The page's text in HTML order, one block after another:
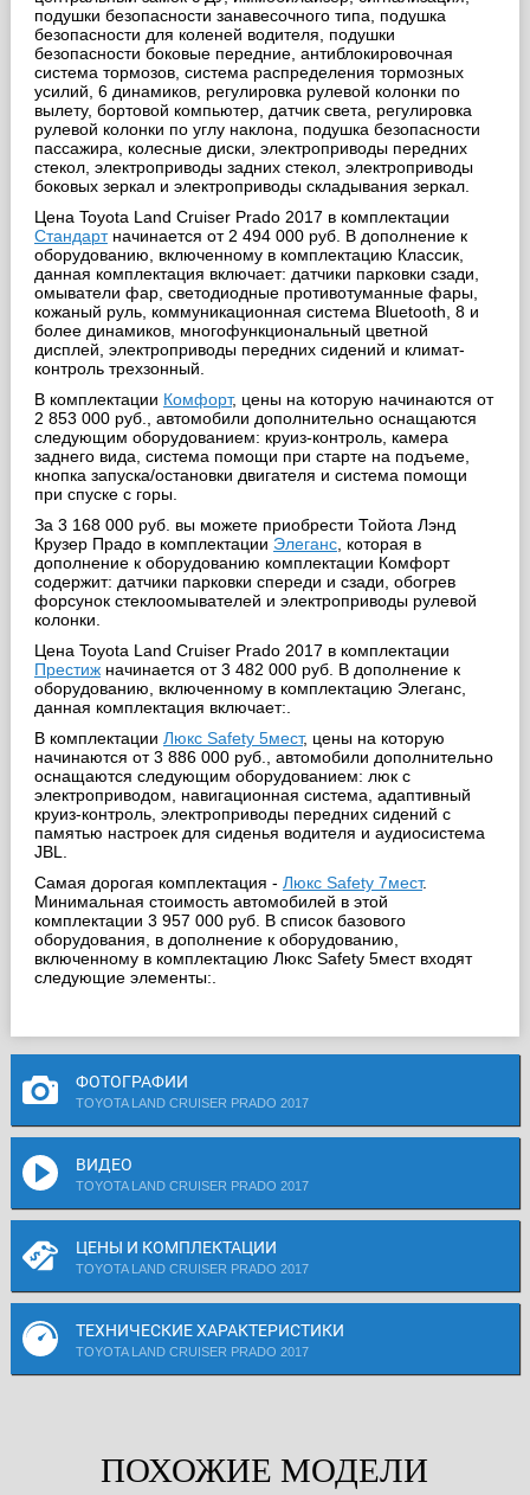
подушки безопасности занавесочного типа, подушка
безопасности для коленей водителя, подушки
безопасности боковые передние, антиблокировочная
система тормозов, система распределения тормозных
усилий, 6 динамиков, регулировка рулевой колонки по
вылету, бортовой компьютер, датчик света, регулировка
рулевой колонки по углу наклона, подушка безопасности
пассажира, колесные диски, электроприводы передних
стекол, электроприводы задних стекол, электроприводы
боковых зеркал и электроприводы складывания зеркал.
Цена Toyota Land Cruiser Prado 2017 в комплектации
Стандартначинается от 2 494 000 руб. В дополнение к
оборудованию, включенному в комплектацию Классик,
данная комплектация включает: датчики парковки сзади,
омыватели фар, светодиодные противотуманные фары,
кожаный руль, коммуникационная система Bluetooth, 8 и
более динамиков, многофункциональный цветной
дисплей, электроприводы передних сидений и климат-
контроль трехзонный.
В комплектации Комфорт, цены на которую начинаются от
2 853 000 руб., автомобили дополнительно оснащаются
следующим оборудованием: круиз-контроль, камера
заднего вида, система помощи при старте на подъеме,
кнопка запуска/остановки двигателя и система помощи
при спуске с горы.
За 3 168 000 руб. вы можете приобрести Тойота Лэнд
Крузер Прадо в комплектации Элеганс, которая в
дополнение к оборудованию комплектации Комфорт
содержит: датчики парковки спереди и сзади, обогрев
форсунок стеклоомывателей и электроприводы рулевой
колонки.
Цена Toyota Land Cruiser Prado 2017 в комплектации
Престижначинается от 3 482 000 руб. В дополнение к
оборудованию, включенному в комплектацию Элеганс,
данная комплектация включает:.
В комплектации Люкс Safety 5мест, цены на которую
начинаются от 3 886 000 руб., автомобили дополнительно
оснащаются следующим оборудованием: люк с
электроприводом, навигационная система, адаптивный
круиз-контроль, электроприводы передних сидений с
памятью настроек для сиденья водителя и аудиосистема
JBL.
Самая дорогая комплектация - Люкс Safety 7мест.
Минимальная стоимость автомобилей в этой
комплектации 3 957 000 руб. В список базового
оборудования, в дополнение к оборудованию,
включенному в комплектацию Люкс Safety 5мест входят
следующие элементы:.
ФОТОГРАФИИ
TOYOTA LAND CRUISER PRADO 2017
ВИДЕО
TOYOTA LAND CRUISER PRADO 2017
ЦЕНЫ И КОМПЛЕКТАЦИИ
TOYOTA LAND CRUISER PRADO 2017
ТЕХНИЧЕСКИЕ ХАРАКТЕРИСТИКИ
TOYOTA LAND CRUISER PRADO 2017
ПОХОЖИЕ МОДЕЛИ